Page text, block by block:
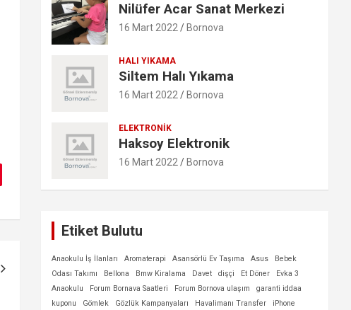
Nilüfer Acar Sanat Merkezi
16 Mart 2022 Bornova
HALI YIKAMA
Siltem Halı Yıkama
16 Mart 2022 Bornova
ELEKTRONIK
Haksoy Elektronik
16 Mart 2022 Bornova
Etiket Bulutu
Anaokulu İş İlanları Aromaterapi Asansörlü Ev Taşıma Asus
Bebek
Odası Takımı
Bellona Bmw Kiralama Davet dişçi Et Döner
Evka 3
Anaokulu
Forum Bornava Saatleri Forum Bornova ulaşım
garanti iddaa
kuponu
Gömlek Gözlük Kampanyaları Havalimanı Transfer iPhone